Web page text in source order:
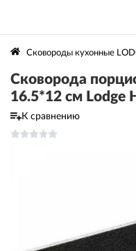
Сковороды кухонные
Сковорода
16.5*12 см Lodge
К сравнению